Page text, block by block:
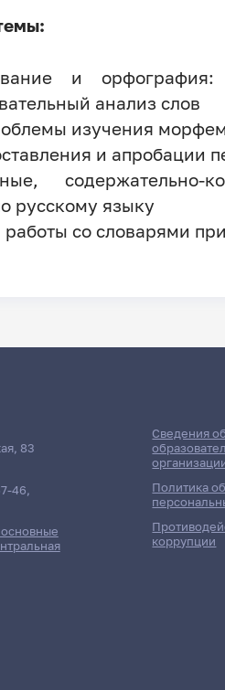
и
анализ слов
изучения
и апробации
содержательно-
русскому языку
работы со словарями
83
46,
Сведения об
Политика
коррупции